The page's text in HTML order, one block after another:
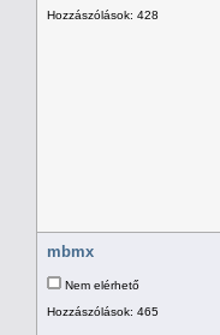
Hozzászólások: 428
mbmx
Nem elérhető
Hozzászólások: 465